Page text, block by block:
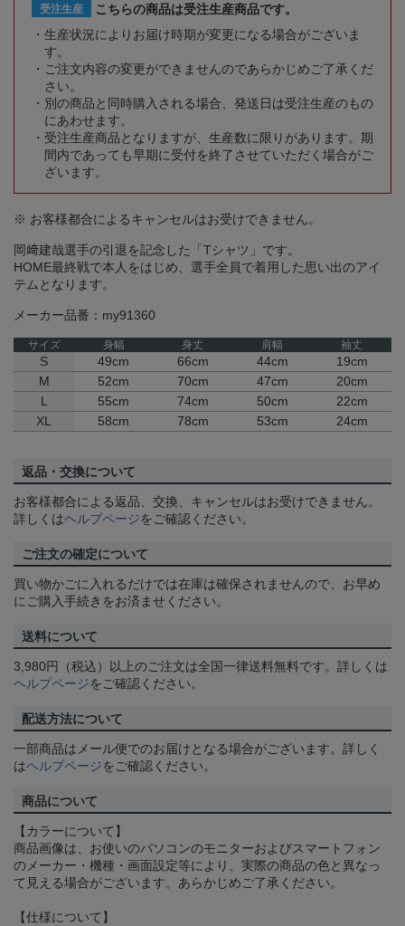
受注生産
こちらの商品は受注生産商品です。
生産状況によりお届け時期が変更になる場合がございま
す。
ご注文内容の変更ができませんのであらかじめご了承くだ
さい。
別の商品と同時購入される場合、発送日は受注生産のもの
にあわせます。
受注生産商品となりますが、生産数に限りがあります。期
間内であっても早期に受付を終了させていただく場合がご
ざいます。
※ お客様都合によるキャンセルはお受けできません。
岡﨑建哉選手の引退を記念した「Tシャツ」です。
HOME最終戦で本人をはじめ、選手全員で着用した思い出のアイ
テムとなります。
メーカー品番：my91360
サイズ 身幅 身丈 肩幅 袖丈
S 49cm 66cm 44cm
19cm
M
52cm 70cm 47cm
20cm
L
55cm 74cm 50cm
22cm
XL
58cm 78cm 53cm 24cm
返品・交換について
お客様都合による返品、交換、キャンセルはお受けできません。
詳しくはヘルプページをご確認ください。
ご注文の確定について
買い物かごに入れるだけでは在庫は確保されませんので、お早め
にご購入手続きをお済ませください。
送料について
3,980円（税込）以上のご注文は全国一律送料無料です。詳しくは
ヘルプページをご確認ください。
配送方法について
一部商品はメール便でのお届けとなる場合がございます。詳しく
はヘルプページをご確認ください。
商品について
【カラーについて】
商品画像は、お使いのパソコンのモニターおよびスマートフォン
のメーカー・機種・画面設定等により、実際の商品の色と異なっ
て見える場合がございます。あらかじめご了承ください。
【仕様について】